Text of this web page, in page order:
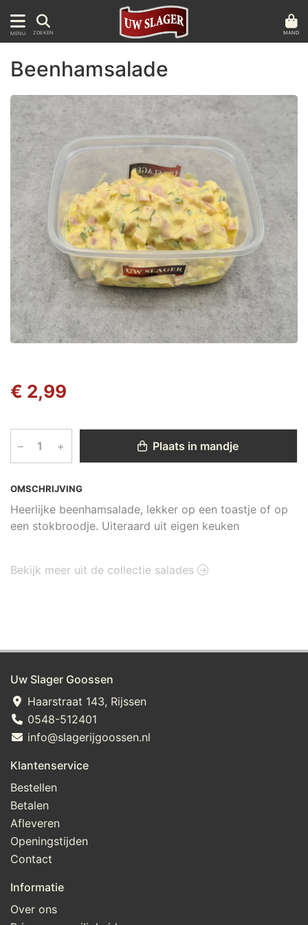
MENU ZOEKEN MAND
OMSCHRIJVING
Heerlijke beenhamsalade, lekker op een toastje of op
een stokbroodje. Uiteraard uit eigen keuken
Beenhamsalade
€ 2,99
– + Plaats in mandje
Bekijk meer uit de collectie salades
Uw Slager Goossen
Haarstraat 143, Rijssen
0548-512401
info@slagerijgoossen.nl
Klantenservice
Bestellen
Betalen
Afleveren
Openingstijden
Contact
Informatie
Over ons